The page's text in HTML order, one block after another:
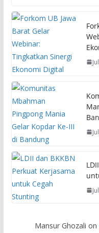
Mansur Ghozali on